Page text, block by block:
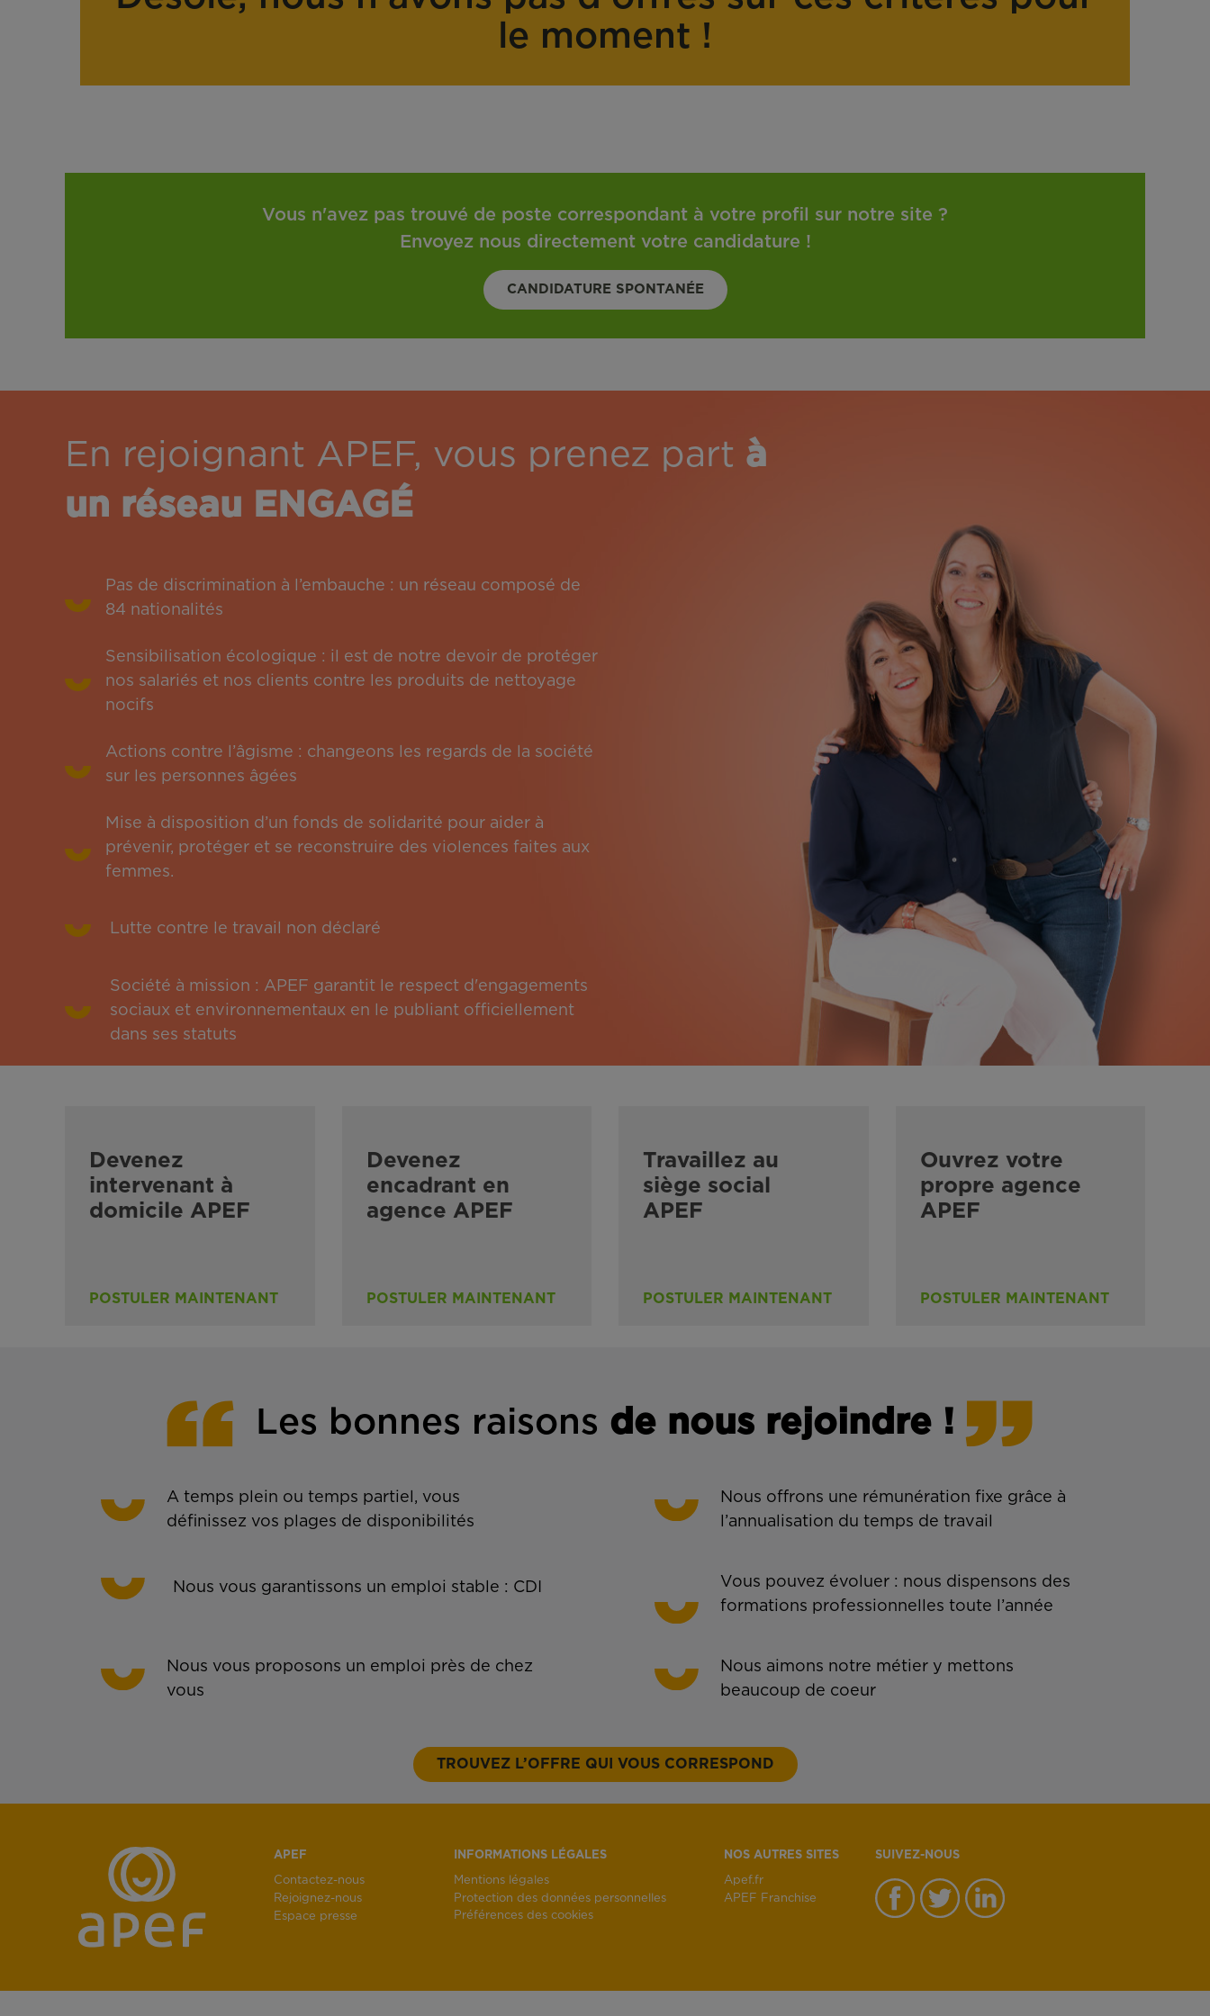
r
le moment !
Vous n'avez pas trouvé de poste correspondant à votre profil sur notre site ?
Envoyez nous directement votre candidature !
CANDIDATURE SPONTANÉE
En rejoignant APEF, vous prenez part à
un réseau ENGAGÉ
Pas de discrimination à l’embauche : un réseau composé de
84 nationalités
Sensibilisation écologique : il est de notre devoir de protéger
nos salariés et nos clients contre les produits de nettoyage
nocifs
Actions contre l’âgisme : changeons les regards de la société
sur les personnes âgées
Mise à disposition d’un fonds de solidarité pour aider à
prévenir, protéger et se reconstruire des violences faites aux
femmes.
Lutte contre le travail non déclaré
Société à mission : APEF garantit le respect d'engagements
sociaux et environnementaux en le publiant officiellement
dans ses statuts
Devenez
intervenant à
domicile APEF
POSTULER MAINTENANT
Devenez
encadrant en
agence APEF
POSTULER MAINTENANT
Travaillez au
siège social
APEF
POSTULER MAINTENANT
Ouvrez votre
propre agence
APEF
POSTULER MAINTENANT
Les bonnes raisons de nous rejoindre !
A temps plein ou temps partiel, vous
définissez vos plages de disponibilités
Nous offrons une rémunération fixe grâce à
l’annualisation du temps de travail
Nous vous garantissons un emploi stable : CDI
Vous pouvez évoluer : nous dispensons des
formations professionnelles toute l’année
Nous vous proposons un emploi près de chez
vous
Nous aimons notre métier y mettons
beaucoup de coeur
TROUVEZ L’OFFRE QUI VOUS CORRESPOND
APEF
Contactez-nous
Rejoignez-nous
Espace presse
INFORMATIONS LÉGALES
Mentions légales
Protection des données personnelles
Préférences des cookies
NOS AUTRES SITES
Apef.fr
APEF Franchise
SUIVEZ-NOUS